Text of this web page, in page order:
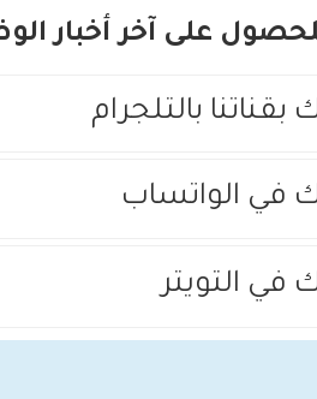
على آخر أخبار
بقناتنا بالتلجرام
في الواتساب
في التويتر